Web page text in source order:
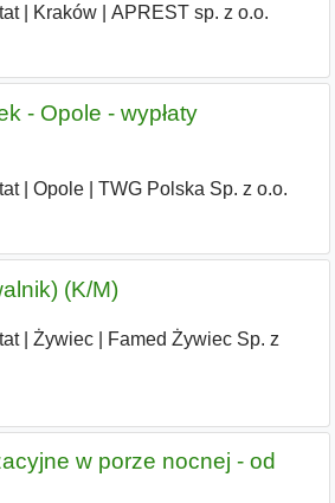
| Kraków| APREST sp. z o.o.
- Opole - wypłaty
| Opole| TWG Polska Sp. z o.o.
(K/M)
| Żywiec|
Famed Żywiec Sp. z
w porze nocnej - od